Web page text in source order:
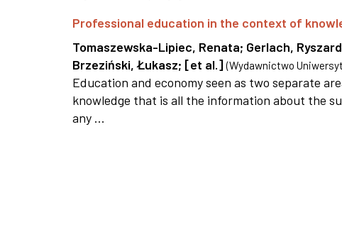
Professional education in the context of
Tomaszewska-Lipiec, Renata; Gerlach, Ryszard
Brzeziński, Łukasz; [et al.] (Wydawnictwo
Education and economy seen as two separate
knowledge that is all the information about the
any ...